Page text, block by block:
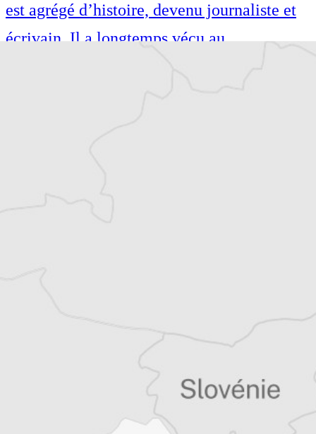
est agrégé d’histoire, devenu journaliste et
écrivain. Il a longtemps vécu au